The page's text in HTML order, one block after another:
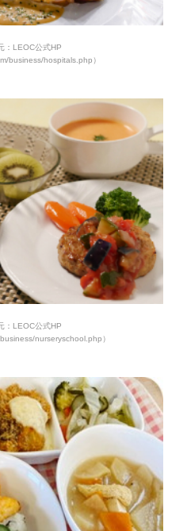
：LEOC公式HP
business/hospitals.php）
：LEOC公式HP
nurseryschool.php）